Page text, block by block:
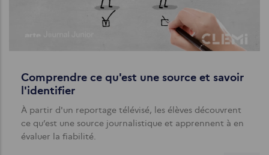
Comprendre ce qu'est une source et savoir
l'identifier
À partir d'un reportage télévisé, les élèves découvrent
ce qu’est une source journalistique et apprennent à en
évaluer la fiabilité.